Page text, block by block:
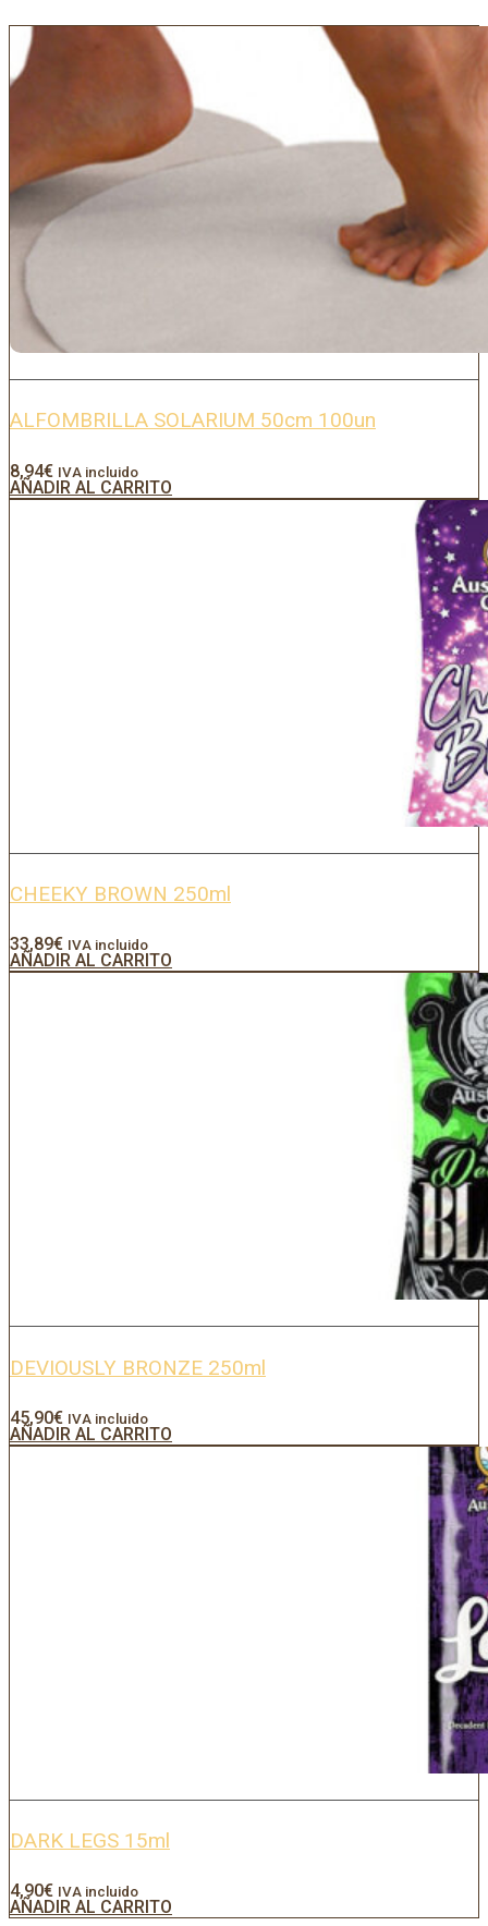
ALFOMBRILLA SOLARIUM 50cm 100un
8,94€ IVA incluido
AÑADIR AL CARRITO
CHEEKY BROWN 250ml
33,89€ IVA incluido
AÑADIR AL CARRITO
DEVIOUSLY BRONZE 250ml
45,90€ IVA incluido
AÑADIR AL CARRITO
DARK LEGS 15ml
4,90€ IVA incluido
AÑADIR AL CARRITO